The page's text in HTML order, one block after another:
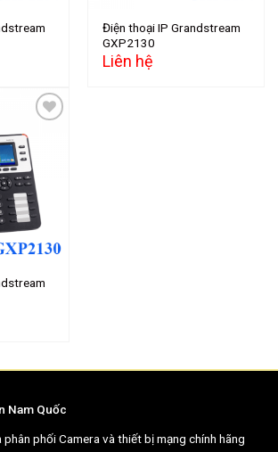
Điện thoại IP Grandstream
GXP2130
Liên hệ
Add to
wishlist
Nam Quốc
phân phối Camera và thiết bị mạng chính hãng